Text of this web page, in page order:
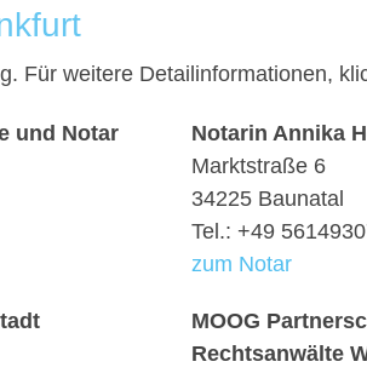
Für weitere Detailinformationen,
und Notar
Notarin Annika
Marktstraße 6
34225 Baunatal
Tel.: +49
zum Notar
MOOG
Rechtsanwälte